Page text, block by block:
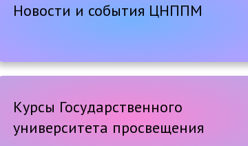
Новости и события ЦНППМ
Курсы Государственного
университета просвещения